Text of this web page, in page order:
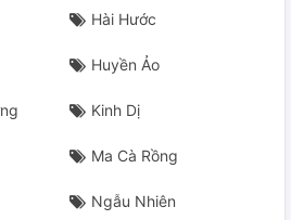
Tiên - Chương 25
Tiên - Chương 26
Tiên - Chương 27
Tiên - Chương 28
Hài Hước
Huyền Ảo
Kinh Dị
Ma Cà Rồng
Ngẫu Nhiên